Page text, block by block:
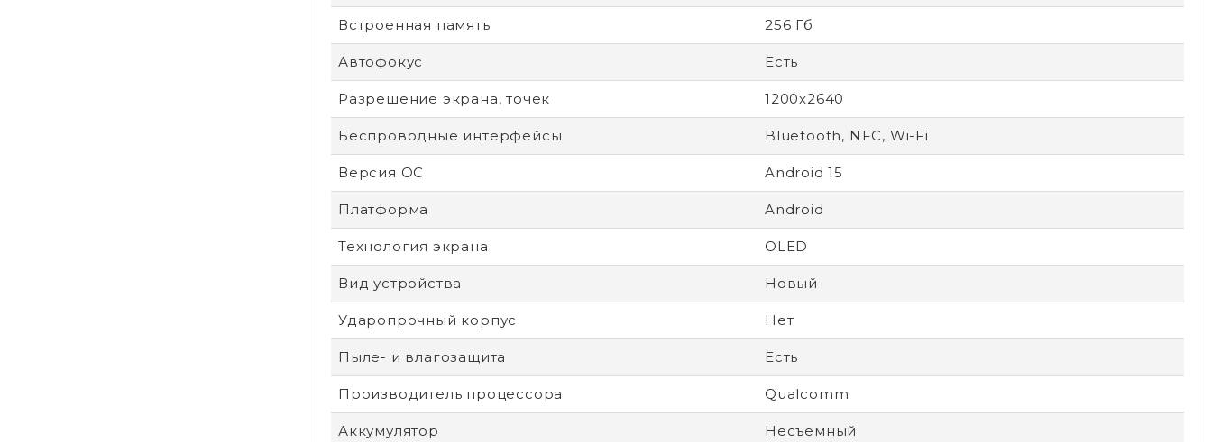
Встроенная память 256 Гб
Автофокус Есть
Разрешение экрана, точек 1200x2640
Беспроводные интерфейсы Bluetooth, NFC, Wi-Fi
Версия ОС Android 15
Платформа Android
Технология экрана OLED
Вид устройства Новый
Ударопрочный корпус Нет
Пыле- и влагозащита Есть
Производитель процессора Qualcomm
Аккумулятор Несъемный